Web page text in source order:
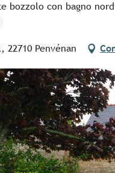
bozzolo con bagno
22710 Penvénan